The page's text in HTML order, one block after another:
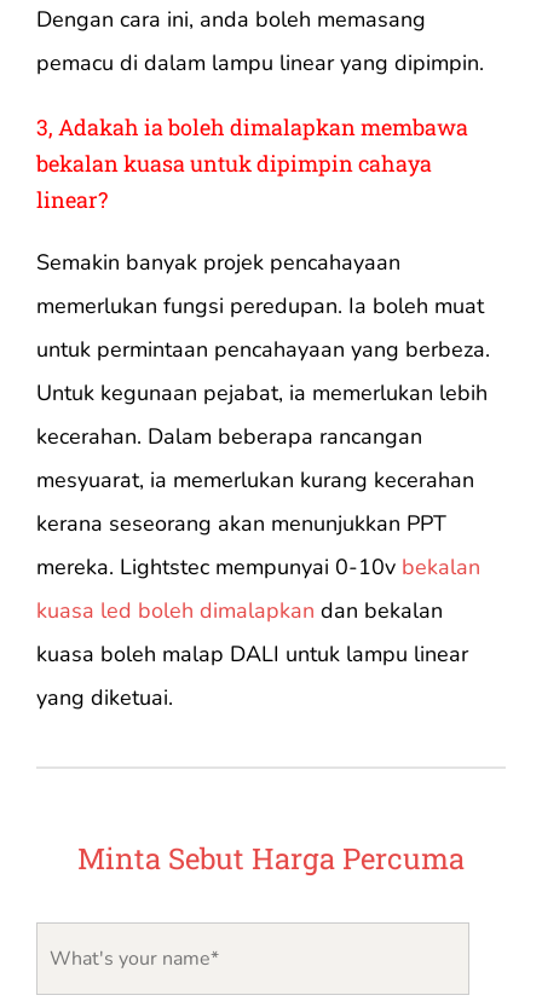
Dengan cara ini, anda boleh memasang
pemacu di dalam lampu linear yang dipimpin.
3, Adakah ia boleh dimalapkan membawa
bekalan kuasa untuk dipimpin cahaya
linear?
Semakin banyak projek pencahayaan
memerlukan fungsi peredupan. Ia boleh muat
untuk permintaan pencahayaan yang berbeza.
Untuk kegunaan pejabat, ia memerlukan lebih
kecerahan. Dalam beberapa rancangan
mesyuarat, ia memerlukan kurang kecerahan
kerana seseorang akan menunjukkan PPT
mereka. Lightstec mempunyai 0-10v bekalan
kuasa led boleh dimalapkan dan bekalan
kuasa boleh malap DALI untuk lampu linear
yang diketuai.
Minta Sebut Harga Percuma